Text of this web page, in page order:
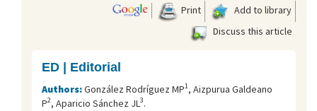
Print
Add to library
Discuss this article
ED | Editorial
Authors:González Rodríguez MP1, Aizpurua Galdeano
P2, Aparicio Sánchez JL 3.